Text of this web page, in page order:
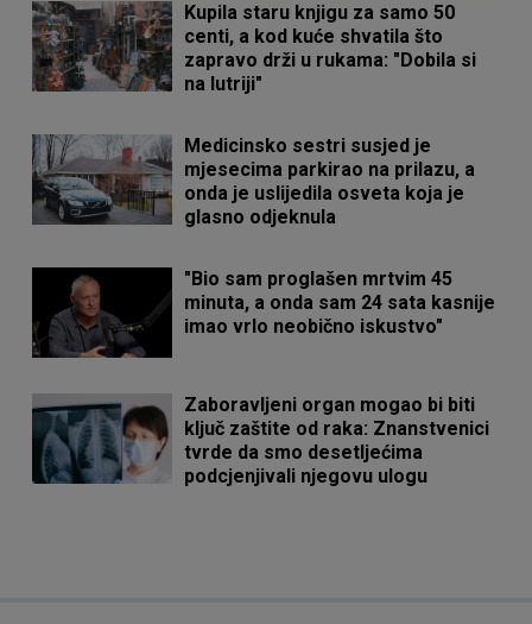
Kupila staru knjigu za samo 50
centi, a kod kuće shvatila što
zapravo drži u rukama: "Dobila si
na lutriji"
Medicinsko sestri susjed je
mjesecima parkirao na prilazu, a
onda je uslijedila osveta koja je
glasno odjeknula
"Bio sam proglašen mrtvim 45
minuta, a onda sam 24 sata kasnije
imao vrlo neobično iskustvo"
Zaboravljeni organ mogao bi biti
ključ zaštite od raka: Znanstvenici
tvrde da smo desetljećima
podcjenjivali njegovu ulogu